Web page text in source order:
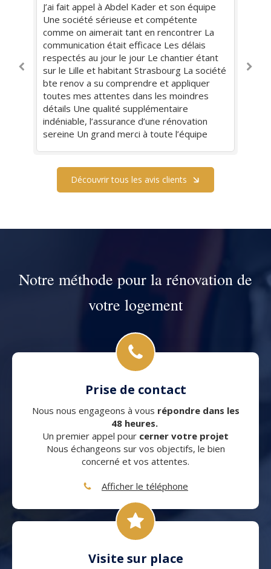
J’ai fait appel à Abdel Kader et son équipe
Une société sérieuse et compétente
comme on aimerait tant en rencontrer La
communication était efficace Les délais
respectés au jour le jour Le chantier étant
sur le Lille et habitant Strasbourg La société
bte renov a su comprendre et appliquer
toutes mes attentes dans les moindres
détails Une qualité supplémentaire
indéniable, l’assurance d’une rénovation
sereine Un grand merci à toute l’équipe
Découvrir tous les avis clients
Notre méthode pour la rénovation de
votre logement
Prise de contact
Nous nous engageons à vous répondre dans les
48 heures.
Un premier appel pour cerner votre projet
Nous échangeons sur vos objectifs, le bien
concerné et vos attentes.
Afficher le téléphone
Visite sur place